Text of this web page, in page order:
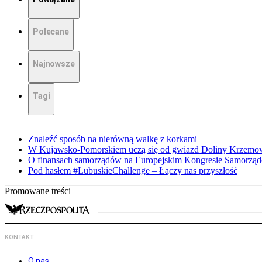
Polecane
Najnowsze
Tagi
Znaleźć sposób na nierówną walkę z korkami
W Kujawsko-Pomorskiem uczą się od gwiazd Doliny
O finansach samorządów na Europejskim Kongresie
Pod hasłem #LubuskieChallenge – Łączy nas przyszłość
Promowane treści
KONTAKT